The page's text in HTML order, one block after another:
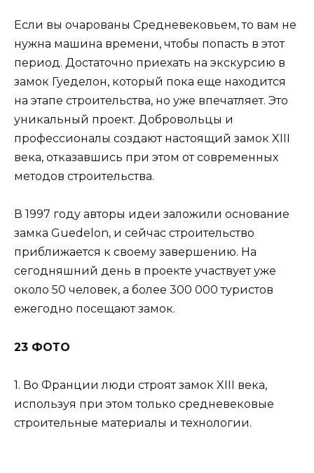
Если вы очарованы Средневековьем, то вам не
нужна машина времени, чтобы попасть в этот
период. Достаточно приехать на экскурсию в
замок Гуеделон, который пока еще находится
на этапе строительства, но уже впечатляет. Это
уникальный проект. Добровольцы и
профессионалы создают настоящий замок XIII
века, отказавшись при этом от современных
методов строительства.
В 1997 году авторы идеи заложили основание
замка Guedelon, и сейчас строительство
приближается к своему завершению. На
сегодняшний день в проекте участвует уже
около 50 человек, а более 300 000 туристов
ежегодно посещают замок.
23 ФОТО
1. Во Франции люди строят замок XIII века,
используя при этом только средневековые
строительные материалы и технологии.